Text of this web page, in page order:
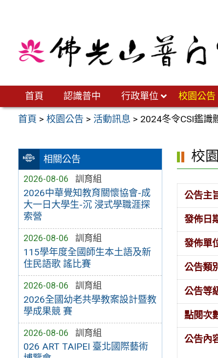
首頁 認識普中 行政單位 校園公告
首頁 >校園公告 > 活動訊息 > 2024冬令CSI鑑識
相關公告
2026-08-06 訓育組
2026中華覺知教育關懷協會-成
大一日大學生-沉 浸式學職涯探
索營
2026-08-06 訓育組
115學年度全國師生本土語及新
住民語歌 謠比賽
2026-08-06 訓育組
2026全國幼老共學教案設計暨教
學成果競 賽
2026-08-06 訓育組
026 ART TAIPEI 臺北國際藝術
校
公告主
發佈日
發佈單
公告類
公告等
點閱次
公告內